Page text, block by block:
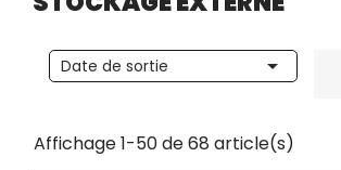
Date de sortie 
Affichage 1-50 de 68 article(s)